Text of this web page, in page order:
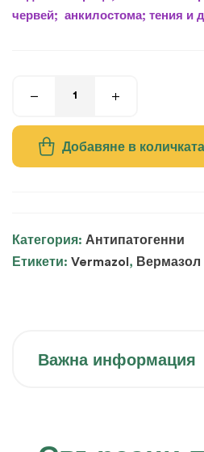
червей; анкилостома; тения и
Добавяне в количката
Категория: Антипатогенни
Етикети: Vermazol , Вермазол
Важна информация